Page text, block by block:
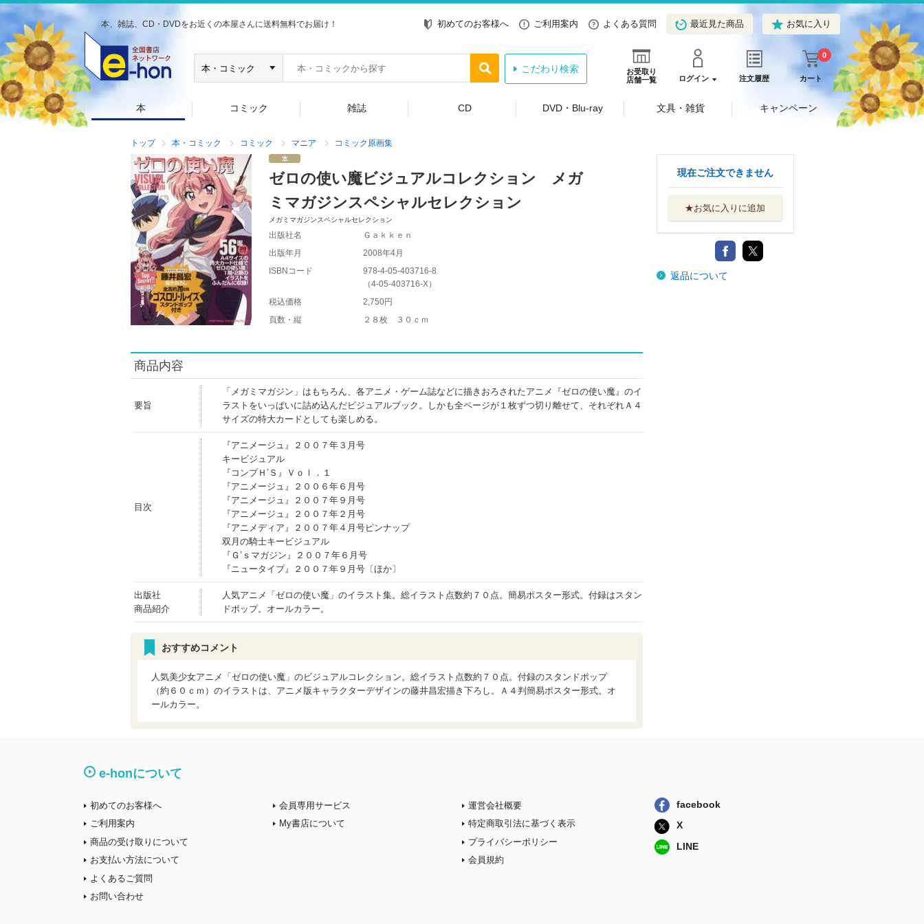
本、雑誌、CD・DVDをお近くの本屋さんに送料無料でお届け！ 初めてのお客様へ ご利用案内 よくある質問 最近見た商品 お気に入り
お受取り
店舗一覧
ログイン 注文履歴 カート
0
こだわり検索
本 コミック 雑誌 CD DVD・Blu-ray 文具・雑貨 キャンペーン
トップ 本・コミック コミック マニア コミック原画集
ゼロの使い魔ビジュアルコレクション メガ
ミマガジンスペシャルセレクション
メガミマガジンスペシャルセレクション
出版社名
Ｇａｋｋｅｎ
出版年月
2008年4月
ISBNコード
978-4-05-403716-8
（4-05-403716-X）
税込価格
2,750円
頁数・縦
２８枚 ３０ｃｍ
商品内容
要旨
「メガミマガジン」はもちろん、各アニメ・ゲーム誌などに描きおろされたアニメ『ゼロの使い魔』のイ
ラストをいっぱいに詰め込んだビジュアルブック。しかも全ページが１枚ずつ切り離せて、それぞれＡ４
サイズの特大カードとしても楽しめる。
目次
『アニメージュ』２００７年３月号
キービジュアル
『コンプＨ’Ｓ』Ｖｏｌ．１
『アニメージュ』２００６年６月号
『アニメージュ』２００７年９月号
『アニメージュ』２００７年２月号
『アニメディア』２００７年４月号ピンナップ
双月の騎士キービジュアル
『Ｇ’ｓマガジン』２００７年６月号
『ニュータイプ』２００７年９月号〔ほか〕
出版社
商品紹介
人気アニメ「ゼロの使い魔」のイラスト集。総イラスト点数約７０点。簡易ポスター形式。付録はスタン
ドポップ。オールカラー。
おすすめコメント
人気美少女アニメ「ゼロの使い魔」のビジュアルコレクション。総イラスト点数約７０点。付録のスタンドポップ
（約６０ｃｍ）のイラストは、アニメ版キャラクターデザインの藤井昌宏描き下ろし。Ａ４判簡易ポスター形式。オ
ールカラー。
現在ご注文できません
★お気に入りに追加
返品について
e-honについて
初めてのお客様へ
ご利用案内
商品の受け取りについて
お支払い方法について
よくあるご質問
お問い合わせ
会員専用サービス
My書店について
運営会社概要
特定商取引法に基づく表示
プライバシーポリシー
会員規約
facebook
X
LINE